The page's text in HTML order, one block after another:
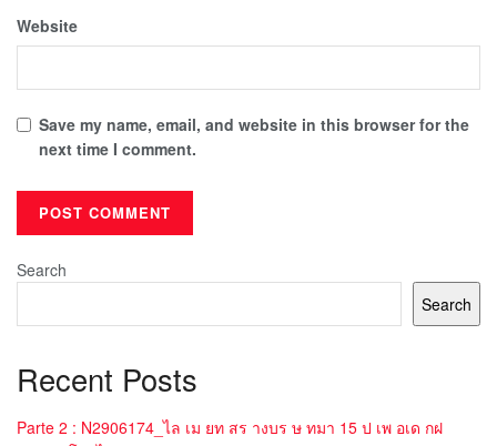
Website
Save my name, email, and website in this browser for the
next time I comment.
Search
Search
Recent Posts
Parte 2 : N2906174_ไล เม ยท สร างบร ษ ทมา 15 ป เพ อเด กฝ